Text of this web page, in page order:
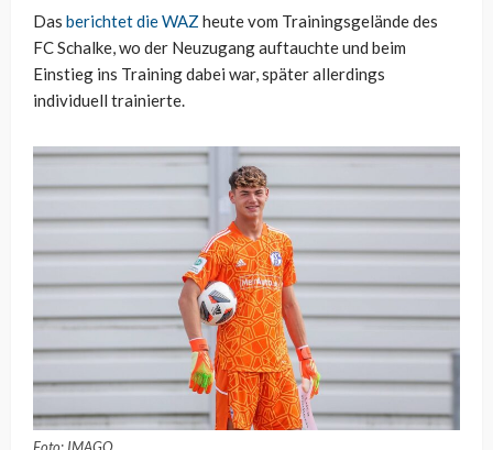
Das berichtet die WAZ heute vom Trainingsgelände des
FC Schalke, wo der Neuzugang auftauchte und beim
Einstieg ins Training dabei war, später allerdings
individuell trainierte.